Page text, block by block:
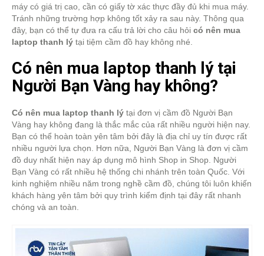
máy có giá trị cao, cần có giấy tờ xác thực đầy đủ khi mua máy.
Tránh những trường hợp không tốt xảy ra sau này. Thông qua
đây, bạn có thể tự đưa ra cấu trả lời cho câu hỏi có nên mua
laptop thanh lý tại tiệm cầm đồ hay không nhé.
Có nên mua laptop thanh lý tại
Người Bạn Vàng hay không?
Có nên mua laptop thanh lý tại đơn vị cầm đồ Người Bạn
Vàng hay không đang là thắc mắc của rất nhiều người hiện nay.
Bạn có thể hoàn toàn yên tâm bởi đây là địa chỉ uy tín được rất
nhiều người lựa chọn. Hơn nữa, Người Bạn Vàng là đơn vị cầm
đồ duy nhất hiện nay áp dụng mô hình Shop in Shop. Người
Bạn Vàng có rất nhiều hệ thống chi nhánh trên toàn Quốc. Với
kinh nghiệm nhiều năm trong nghề cầm đồ, chúng tôi luôn khiến
khách hàng yên tâm bởi quy trình kiểm định tại đây rất nhanh
chóng và an toàn.